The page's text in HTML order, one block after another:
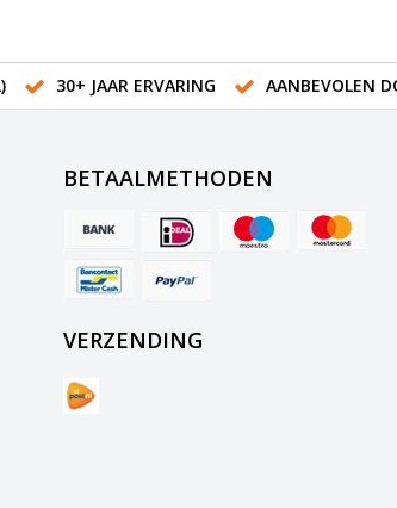
30+ JAAR ERVARING AANBEVOLEN
BETAALMETHODEN
VERZENDING